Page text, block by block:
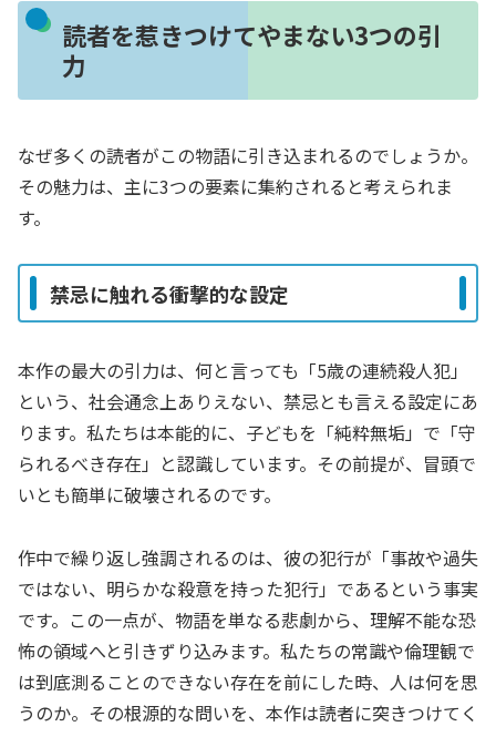
読者を惹きつけてやまない3つの引
力
なぜ多くの読者がこの物語に引き込まれるのでしょうか。
その魅力は、主に3つの要素に集約されると考えられま
す。
禁忌に触れる衝撃的な設定
本作の最大の引力は、何と言っても「5歳の連続殺人犯」
という、社会通念上ありえない、禁忌とも言える設定にあ
ります。私たちは本能的に、子どもを「純粋無垢」で「守
られるべき存在」と認識しています。その前提が、冒頭で
いとも簡単に破壊されるのです。
作中で繰り返し強調されるのは、彼の犯行が「事故や過失
ではない、明らかな殺意を持った犯行」であるという事実
です。この一点が、物語を単なる悲劇から、理解不能な恐
怖の領域へと引きずり込みます。私たちの常識や倫理観で
は到底測ることのできない存在を前にした時、人は何を思
うのか。その根源的な問いを、本作は読者に突きつけてく